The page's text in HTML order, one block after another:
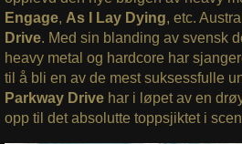
Engage, As I Lay Dying, etc.
Drive. Med sin blanding av svensk
heavy metal og hardcore har
til å bli en av de mest suksessfulle
Parkway Drivehar i løpet av en
opp til det absolutte toppsjiktet i